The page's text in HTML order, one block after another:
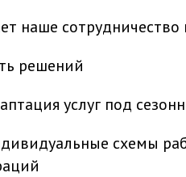
наше
решений
услуг под
схемы